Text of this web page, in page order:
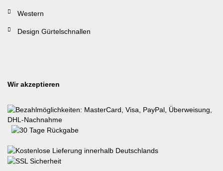
Western
Design Gürtelschnallen
Wir akzeptieren